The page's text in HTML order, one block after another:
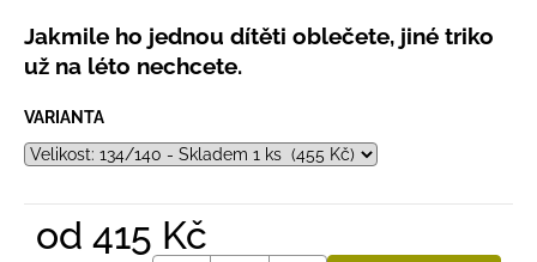
Jakmile ho jednou dítěti oblečete, jiné triko
už na léto nechcete.
VARIANTA
od 415 Kč
BAMBUSOVÉ
NÁMOŘNICKÉ
PRUHY
MODRÉ
Kč